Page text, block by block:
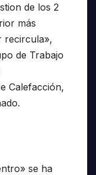
de los 2
más
recircula»,
de Trabajo
Calefacción,
se ha